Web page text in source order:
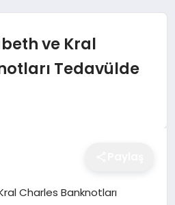
ve Kral
Tedavülde